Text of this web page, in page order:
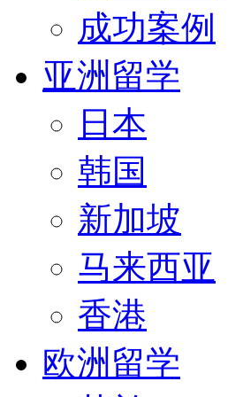
成功案例
亚洲留学
日本
韩国
新加坡
马来西亚
香港
欧洲留学